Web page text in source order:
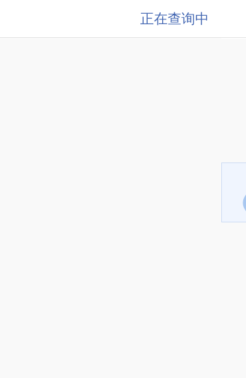
正在查询中